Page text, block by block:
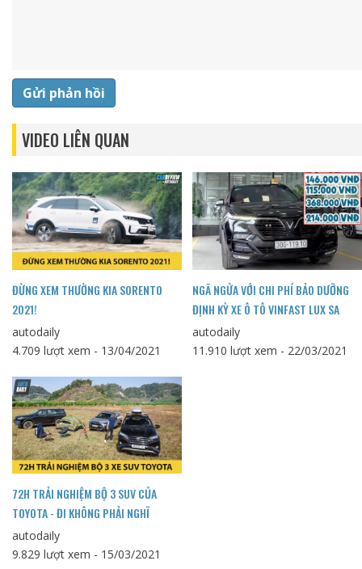
Gửi phản hồi
VIDEO LIÊN QUAN
ĐỪNG XEM THƯỜNG KIA SORENTO
2021!
autodaily
4.709 lượt xem - 13/04/2021
NGÃ NGỬA VỚI CHI PHÍ BẢO DƯỠNG
ĐỊNH KỲ XE Ô TÔ VINFAST LUX SA
autodaily
11.910 lượt xem - 22/03/2021
72H TRẢI NGHIỆM BỘ 3 SUV CỦA
TOYOTA - ĐI KHÔNG PHẢI NGHĨ
autodaily
9.829 lượt xem - 15/03/2021